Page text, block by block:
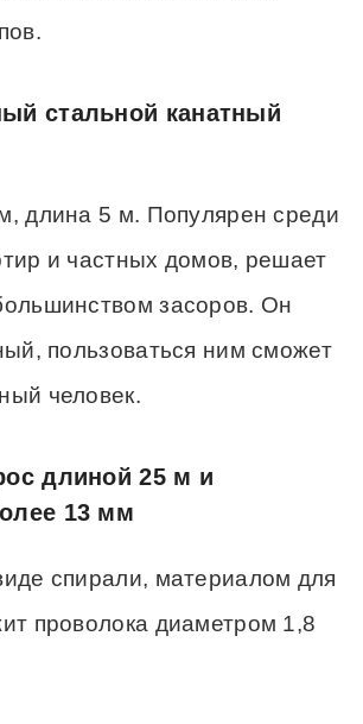
стальной канатный
длина 5 м. Популярен среди
и частных домов, решает
засоров. Он
пользоваться ним сможет
человек.
длиной 25 м и
13 мм
спирали, материалом для
проволока диаметром 1,8